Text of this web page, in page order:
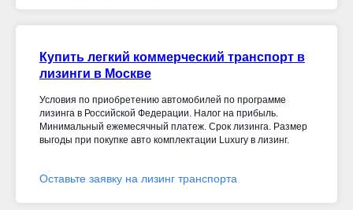
Купить легкий коммерческий транспорт в
лизинги в Москве
Условия по приобретению автомобилей по программе
лизинга в Российской Федерации. Налог на прибыль.
Минимальный ежемесячный платеж. Срок лизинга. Размер
выгоды при покупке авто комплектации Luxury в лизинг.
Оставьте заявку на лизинг транспорта